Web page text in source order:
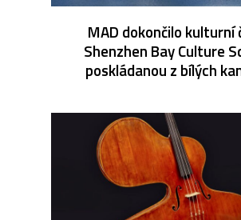
MAD dokončilo
Shenzhen Bay Culture
poskládanou z bílých